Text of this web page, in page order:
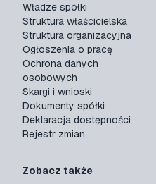
Władze spółki
Struktura właścicielska
Struktura organizacyjna
Ogłoszenia o pracę
Ochrona danych
osobowych
Skargi i wnioski
Dokumenty spółki
Deklaracja dostępności
Rejestr zmian
Zobacz także